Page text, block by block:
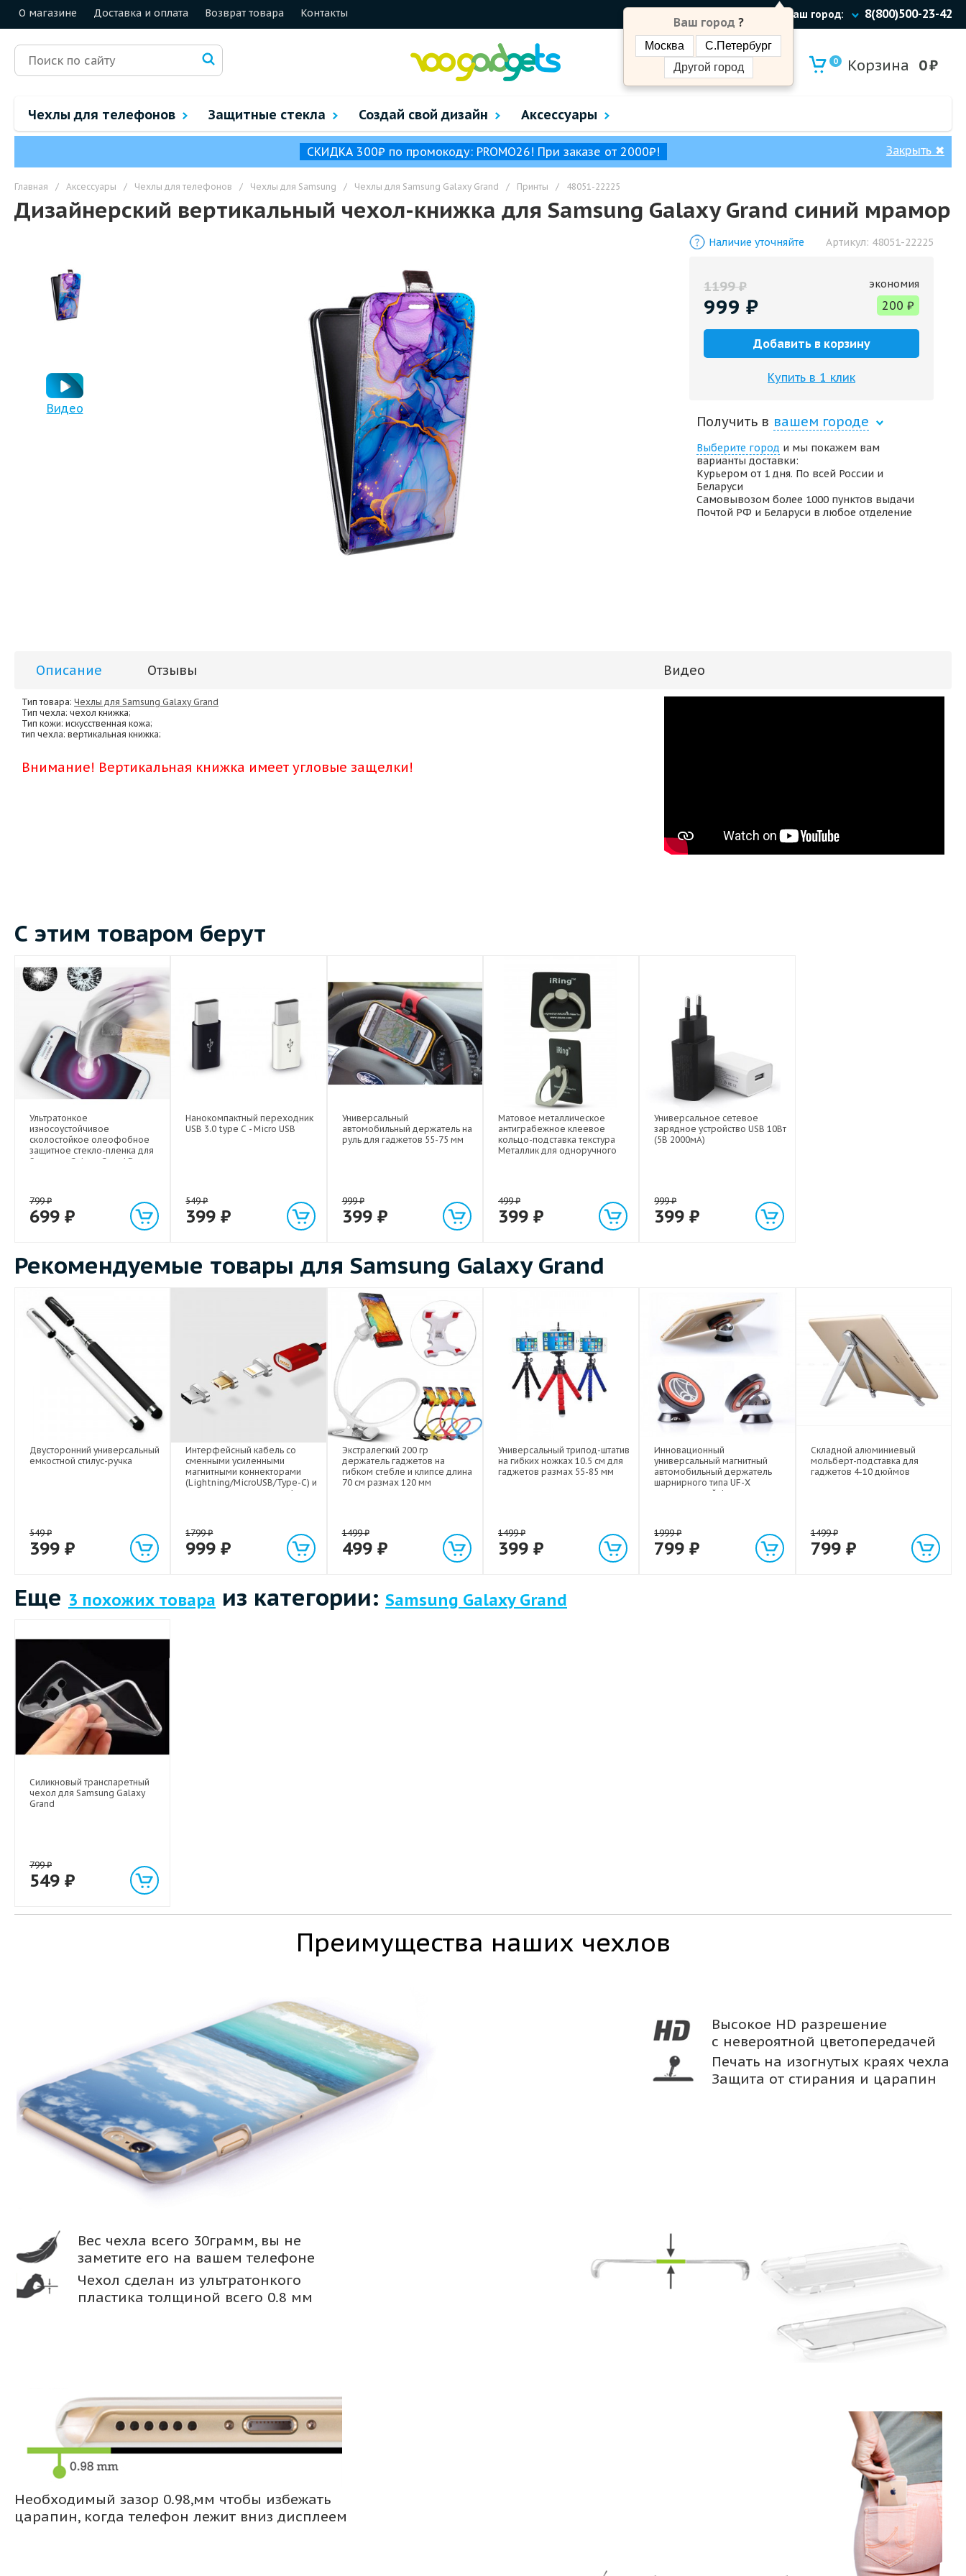
О магазине Доставка и оплата Возврат товара Контакты Ваш город:
Ваш город ?
Москва
С.Петербург
Другой город
8(800)500-23-42
0 Корзина 0₽
Чехлы для телефонов Защитные стекла Создай свой дизайн Аксессуары
СКИДКА 300₽ по промокоду: PROMO26! При заказе от 2000₽! Закрыть ✖
Главная / Аксессуары / Чехлы для телефонов / Чехлы для Samsung / Чехлы для Samsung Galaxy Grand / Принты / 48051-22225
Дизайнерский вертикальный чехол-книжка для Samsung Galaxy Grand синий мрамор
Видео
Наличие уточняйте Артикул: 48051-22225
1199₽
999 ₽
экономия
200 ₽
Добавить в корзину
Купить в 1 клик
Получить в вашем городе
Выберите город и мы покажем вам
варианты доставки:
Курьером от 1 дня. По всей России и
Беларуси
Самовывозом более 1000 пунктов выдачи
Почтой РФ и Беларуси в любое отделение
Описание Отзывы Видео
Тип товара: Чехлы для Samsung Galaxy Grand
Тип чехла: чехол книжка;
Тип кожи: искусственная кожа;
тип чехла: вертикальная книжка;
Внимание! Вертикальная книжка имеет угловые защелки!
С этим товаром берут
Ультратонкое
износоустойчивое
сколостойкое олеофобное
защитное стекло-пленка для
Samsung Galaxy Grand Duos
799₽
699 ₽
Нанокомпактный переходник
USB 3.0 type C - Micro USB
549₽
399₽
Универсальный
автомобильный держатель на
руль для гаджетов 55-75 мм
999₽
399 ₽
Матовое металлическое
антиграбежное клеевое
кольцо-подставка текстура
Металлик для одноручного
499₽
399 ₽
Универсальное сетевое
зарядное устройство USB 10Вт
(5В 2000мА)
999₽
399₽
Рекомендуемые товары для Samsung Galaxy Grand
Двусторонний универсальный
емкостной стилус-ручка
549₽
399 ₽
Интерфейсный кабель со
сменными усиленными
магнитными коннекторами
(Lightning/MicroUSB/Type-C) и
световым индикатором 1м
1799₽
999₽
Экстралегкий 200 гр
держатель гаджетов на
гибком стебле и клипсе длина
70 см размах 120 мм
1499₽
499 ₽
Универсальный трипод-штатив
на гибких ножках 10.5 см для
гаджетов размах 55-85 мм
1499₽
399 ₽
Инновационный
универсальный магнитный
автомобильный держатель
шарнирного типа UF-X
экстрасильной фиксации для
1999₽
799₽
Складной алюминиевый
мольберт-подставка для
гаджетов 4-10 дюймов
1499₽
799 ₽
Еще 3 похожих товара из категории: Samsung Galaxy Grand
Силикновый транспаретный
чехол для Samsung Galaxy
Grand
799₽
549 ₽
Преимущества наших чехлов
Высокое HD разрешение
с невероятной цветопередачей
Печать на изогнутых краях чехла
Защита от стирания и царапин
Вес чехла всего 30грамм, вы не
заметите его на вашем телефоне
Чехол сделан из ультратонкого
пластика толщиной всего 0.8 мм
Необходимый зазор 0.98,мм чтобы избежать
царапин, когда телефон лежит вниз дисплеем